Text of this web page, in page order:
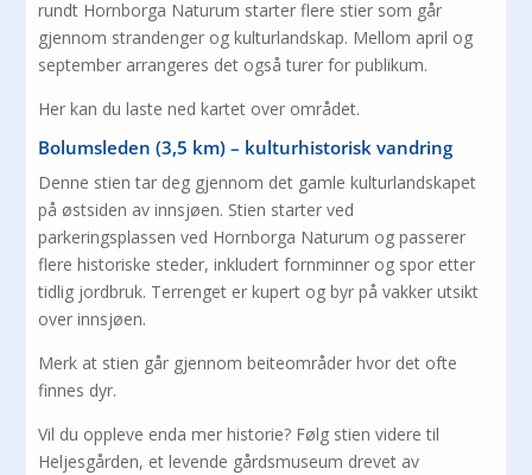
rundt Hornborga Naturum starter flere stier som går
gjennom strandenger og kulturlandskap. Mellom april og
september arrangeres det også turer for publikum.
Her kan du laste ned kartet over området.
Bolumsleden (3,5 km) – kulturhistorisk vandring
Denne stien tar deg gjennom det gamle kulturlandskapet
på østsiden av innsjøen. Stien starter ved
parkeringsplassen ved Hornborga Naturum og passerer
flere historiske steder, inkludert fornminner og spor etter
tidlig jordbruk. Terrenget er kupert og byr på vakker utsikt
over innsjøen.
Merk at stien går gjennom beiteområder hvor det ofte
finnes dyr.
Vil du oppleve enda mer historie? Følg stien videre til
Heljesgården, et levende gårdsmuseum drevet av